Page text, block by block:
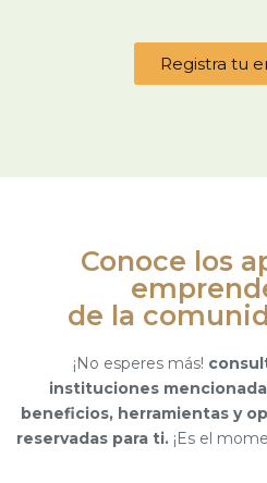
Registra tu
Conoce los
de la
¡No esperes más!
instituciones
beneficios, herramientas y
reservadas para ti. ¡Es el